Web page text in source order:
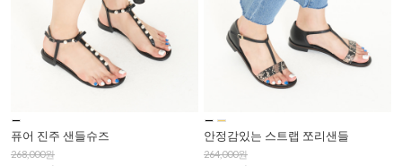
퓨어 진주 샌들슈즈
268,000원
안정감있는 스트랩 쪼리샌들
264,000원